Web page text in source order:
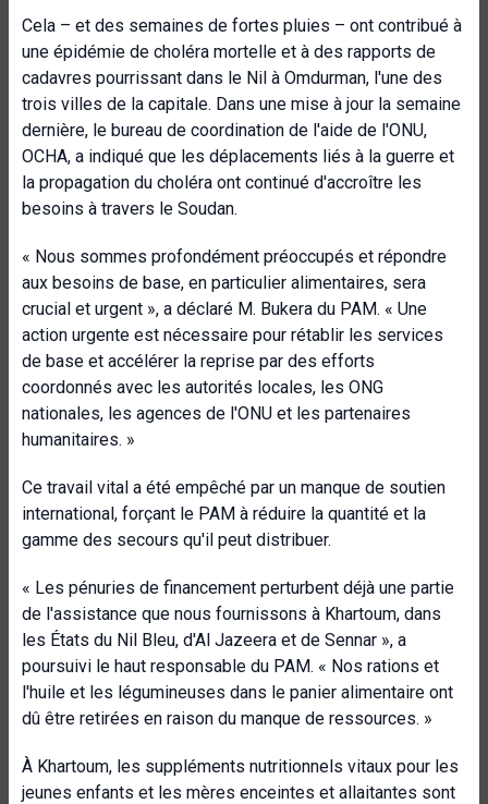
Cela – et des semaines de fortes pluies – ont contribué à
une épidémie de choléra mortelle et à des rapports de
cadavres pourrissant dans le Nil à Omdurman, l'une des
trois villes de la capitale. Dans une mise à jour la semaine
dernière, le bureau de coordination de l'aide de l'ONU,
OCHA, a indiqué que les déplacements liés à la guerre et
la propagation du choléra ont continué d'accroître les
besoins à travers le Soudan.
« Nous sommes profondément préoccupés et répondre
aux besoins de base, en particulier alimentaires, sera
crucial et urgent », a déclaré M. Bukera du PAM. « Une
action urgente est nécessaire pour rétablir les services
de base et accélérer la reprise par des efforts
coordonnés avec les autorités locales, les ONG
nationales, les agences de l'ONU et les partenaires
humanitaires. »
Ce travail vital a été empêché par un manque de soutien
international, forçant le PAM à réduire la quantité et la
gamme des secours qu'il peut distribuer.
« Les pénuries de financement perturbent déjà une partie
de l'assistance que nous fournissons à Khartoum, dans
les États du Nil Bleu, d'Al Jazeera et de Sennar », a
poursuivi le haut responsable du PAM. « Nos rations et
l'huile et les légumineuses dans le panier alimentaire ont
dû être retirées en raison du manque de ressources. »
À Khartoum, les suppléments nutritionnels vitaux pour les
jeunes enfants et les mères enceintes et allaitantes sont